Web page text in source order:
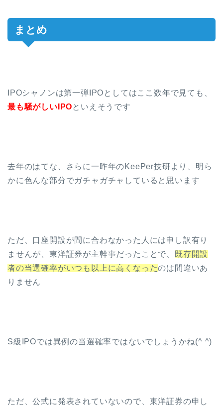
まとめ
IPOシャノンは第一弾IPOとしてはここ数年で見ても、
最も騒がしいIPO といえそうです
去年のはてな、さらに一昨年のKeePer技研より、明ら
かに色んな部分でガチャガチャしていると思います
ただ、口座開設が間に合わなかった人には申し訳有り
ませんが、東洋証券が主幹事だったことで、
既存開設
者の当選確率がいつも以上に高くなったのは間違いあ
りません
S級IPOでは異例の当選確率ではないでしょうかね(^ ^)
ただ、公式に発表されていないので、東洋証券の申し